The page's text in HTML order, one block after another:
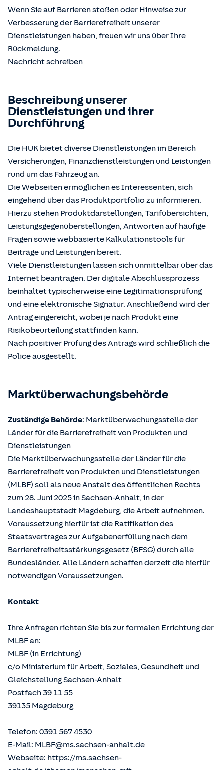
Wenn Sie auf Barrieren stoßen oder Hinweise zur
Verbesserung der Barrierefreiheit unserer
Dienstleistungen haben, freuen wir uns über Ihre
Rückmeldung.
Nachricht schreiben
Beschreibung unserer
Dienstleistungen und ihrer
Durchführung
Die HUK bietet diverse Dienstleistungen im Bereich
Versicherungen, Finanzdienstleistungen und Leistungen
rund um das Fahrzeug an.
Die Webseiten ermöglichen es Interessenten, sich
eingehend über das Produktportfolio zu informieren.
Hierzu stehen Produktdarstellungen, Tarifübersichten,
Leistungsgegenüberstellungen, Antworten auf häufige
Fragen sowie webbasierte Kalkulationstools für
Beiträge und Leistungen bereit.
Viele Dienstleistungen lassen sich unmittelbar über das
Internet beantragen. Der digitale Abschlussprozess
beinhaltet typischerweise eine Legitimationsprüfung
und eine elektronische Signatur. Anschließend wird der
Antrag eingereicht, wobei je nach Produkt eine
Risikobeurteilung stattfinden kann.
Nach positiver Prüfung des Antrags wird schließlich die
Police ausgestellt.
Marktüberwachungsbehörde
Zuständige Behörde: Marktüberwachungsstelle der
Länder für die Barrierefreiheit von Produkten und
Dienstleistungen
Die Marktüberwachungsstelle der Länder für die
Barrierefreiheit von Produkten und Dienstleistungen
(MLBF) soll als neue Anstalt des öffentlichen Rechts
zum 28. Juni 2025 in Sachsen-Anhalt, in der
Landeshauptstadt Magdeburg, die Arbeit aufnehmen.
Voraussetzung hierfür ist die Ratifikation des
Staatsvertrages zur Aufgabenerfüllung nach dem
Barrierefreiheitsstärkungsgesetz (BFSG) durch alle
Bundesländer. Alle Ländern schaffen derzeit die hierfür
notwendigen Voraussetzungen.
Kontakt
Ihre Anfragen richten Sie bis zur formalen Errichtung der
MLBF an:
MLBF (in Errichtung)
c/o Ministerium für Arbeit, Soziales, Gesundheit und
Gleichstellung Sachsen-Anhalt
Postfach 39 11 55
39135 Magdeburg
Telefon: 0391 567 4530
E-Mail: MLBF@ms.sachsen-anhalt.de
Webseite: https://ms.sachsen-